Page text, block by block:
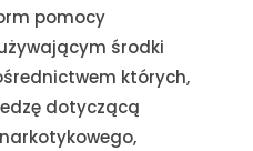
pomocy
środki
których,
dotyczącą